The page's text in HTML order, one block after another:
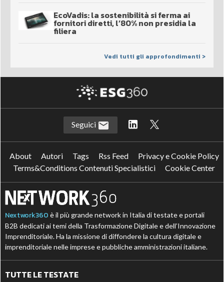
EcoVadis: la sostenibilità si ferma ai
fornitori diretti, l’80% non presidia la
filiera
Vedi tutti gli approfondimenti >
Seguici
About Autori Tags Rss Feed
Privacy e Cookie Policy
Terms&Conditions Contenuti Specialistici
Cookie Center
Nextwork360 è il più grande network in Italia di testate e portali
B2B dedicati ai temi della Trasformazione Digitale e dell’Innovazione
Imprenditoriale. Ha la missione di diffondere la cultura digitale e
imprenditoriale nelle imprese e pubbliche amministrazioni italiane.
TUTTE LE TESTATE